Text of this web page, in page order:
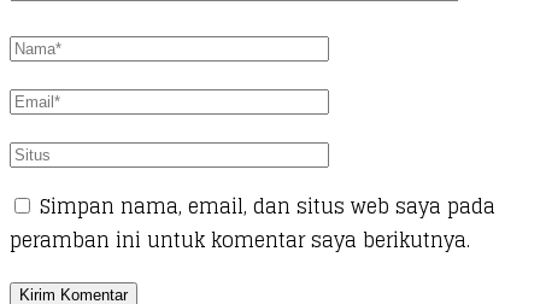
Simpan nama, email, dan situs web saya pada
peramban ini untuk komentar saya berikutnya.